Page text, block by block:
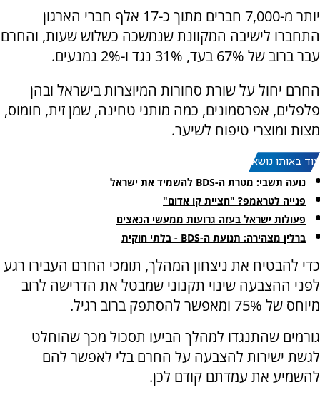
יותר מ-7,000 חברים מתוך כ-17 אלף חברי הארגון
התחברו לישיבה המקוונת שנמשכה כשלוש שעות, והחרם
עבר ברוב של 67% בעד, 31% נגד ו-2% נמנעים.
החרם יחול על שורת סחורות המיוצרות בישראל ובהן
פלפלים, אפרסמונים, כמה מותגי טחינה, שמן זית, חומוס,
מצות ומוצרי טיפוח לשיער.
עוד באותו נושא:
נועה תשבי: מטרת ה-BDS להשמיד את ישראל
פנייה לטראמפ? "חציית קו אדום"
פעולות ישראל בעזה גרועות ממעשי הנאצים
ברלין מצהירה: תנועת ה-BDS - בלתי חוקית
כדי להבטיח את ניצחון המהלך, תומכי החרם העבירו רגע
לפני ההצבעה שינוי תקנוני שמבטל את הדרישה לרוב
מיוחס של 75% ומאפשר להסתפק ברוב רגיל.
גורמים שהתנגדו למהלך הביעו תסכול מכך שהוחלט
לגשת ישירות להצבעה על החרם בלי לאפשר להם
להשמיע את עמדתם קודם לכן.